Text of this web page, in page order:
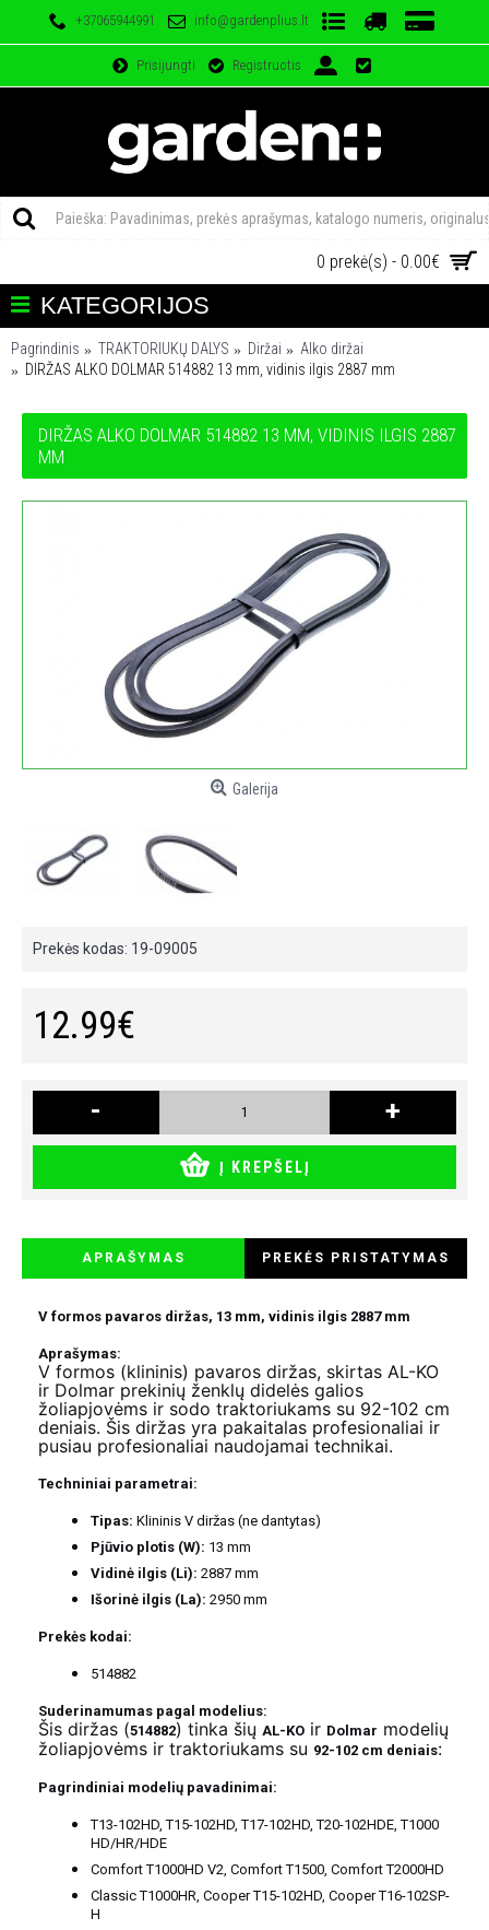
+37065944991 info@gardenplius.lt
Prisijungti Registruotis
0 prekė(s) - 0.00€
KATEGORIJOS
Pagrindinis TRAKTORIUKŲ DALYS Diržai
Alko diržai
DIRŽAS ALKO DOLMAR 514882 13 mm, vidinis ilgis 2887 mm
DIRŽAS ALKO DOLMAR 514882 13 MM, VIDINIS ILGIS 2887
MM
Galerija
Prekės kodas: 19-09005
12.99€
- +
Į KREPŠELĮ
APRAŠYMAS PREKĖS PRISTATYMAS
V formos pavaros diržas, 13 mm, vidinis ilgis 2887 mm
Aprašymas:
V formos (klininis) pavaros diržas, skirtas AL-KO
ir Dolmar prekinių ženklų didelės galios
žoliapjovėms ir sodo traktoriukams su 92-102 cm
deniais. Šis diržas yra pakaitalas profesionaliai ir
pusiau profesionaliai naudojamai technikai.
Techniniai parametrai:
Tipas: Klininis V diržas (ne dantytas)
Pjūvio plotis (W): 13 mm
Vidinė ilgis (Li): 2887 mm
Išorinė ilgis (La): 2950 mm
Prekės kodai:
514882
Suderinamumas pagal modelius:
Šis diržas (514882) tinka šių AL-KO ir Dolmar modelių
žoliapjovėms ir traktoriukams su 92-102 cm deniais:
Pagrindiniai modelių pavadinimai:
T13-102HD, T15-102HD, T17-102HD, T20-102HDE, T1000
HD/HR/HDE
Comfort T1000HD V2, Comfort T1500, Comfort T2000HD
Classic T1000HR, Cooper T15-102HD, Cooper T16-102SP-
H